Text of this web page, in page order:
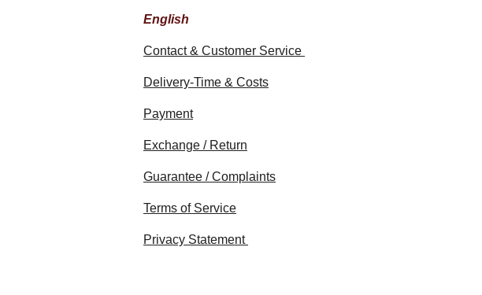
English
Contact & Customer Service
Delivery-Time & Costs
Payment
Exchange / Return
Guarantee / Complaints
Terms of Service
Privacy Statement